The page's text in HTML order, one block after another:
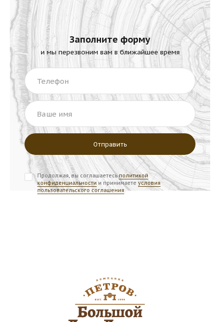
Заполните форму
и мы перезвоним вам в ближайшее время
Телефон
Ваше имя
Продолжая, вы соглашаетесьполитикой
конфиденциальности и принимаете условия
пользовательского соглашения.